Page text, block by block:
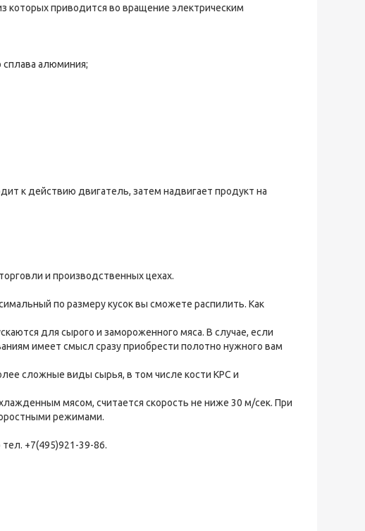
которых приводится во вращение электрическим
сплава алюминия;
к действию двигатель, затем надвигает продукт на
и производственных цехах.
по размеру кусок вы сможете распилить. Как
для сырого и замороженного мяса. В случае, если
имеет смысл сразу приобрести полотно нужного вам
сложные виды сырья, в том числе кости КРС и
мясом, считается скорость не ниже 30 м/сек. При
режимами.
+7(495)921-39-86.